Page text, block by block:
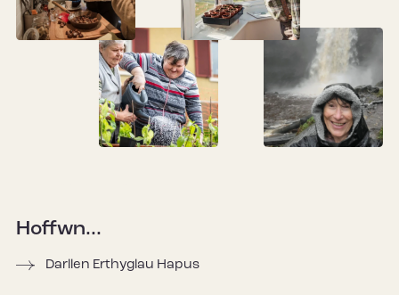
Hoffwn...
Darllen Erthyglau Hapus